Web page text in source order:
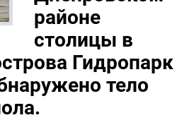
районе
столицы в
Гидропарк
тело